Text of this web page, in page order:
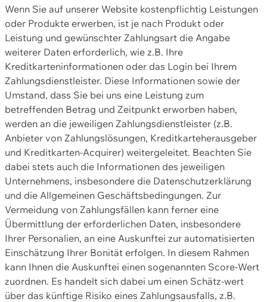
Wenn Sie auf unserer Website kostenpflichtig Leistungen
oder Produkte erwerben, ist je nach Produkt oder
Leistung und gewünschter Zahlungsart die Angabe
weiterer Daten erforderlich, wie z.B. Ihre
Kreditkarteninformationen oder das Login bei Ihrem
Zahlungsdienstleister. Diese Informationen sowie der
Umstand, dass Sie bei uns eine Leistung zum
betreffenden Betrag und Zeitpunkt erworben haben,
werden an die jeweiligen Zahlungsdienstleister (z.B.
Anbieter von Zahlungslösungen, Kreditkarteherausgeber
und Kreditkarten-Acquirer) weitergeleitet. Beachten Sie
dabei stets auch die Informationen des jeweiligen
Unternehmens, insbesondere die Datenschutzerklärung
und die Allgemeinen Geschäftsbedingungen. Zur
Vermeidung von Zahlungsfällen kann ferner eine
Übermittlung der erforderlichen Daten, insbesondere
Ihrer Personalien, an eine Auskunftei zur automatisierten
Einschätzung Ihrer Bonität erfolgen. In diesem Rahmen
kann Ihnen die Auskunftei einen sogenannten Score-Wert
zuordnen. Es handelt sich dabei um einen Schätz-wert
über das künftige Risiko eines Zahlungsausfalls, z.B.